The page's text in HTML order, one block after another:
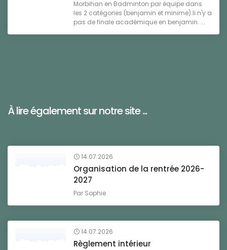
Morbihan en Badminton par équipe dans
les 2 catégories (benjamin et minime).Ii n'y a
pas de finale académique en benjamin. ...
À lire également sur notre site ...
14.07.2026
Organisation de la rentrée 2026-
2027
Par Sophie
14.07.2026
Règlement intérieur